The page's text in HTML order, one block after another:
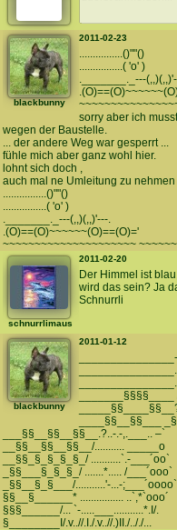
blackbunny
2011-02-23
................()""()
.­...............( 'o' )
._______._---
sorry aber ich
wegen der Baustelle.
... der andere Weg war gesperrt ...
fühle mich aber ganz wohl hier.
lohnt sich doch ,
auch mal ne Umleitung zu nehmen
................()""()
.­...............( 'o' )
._______._---(,,)(,,)'---.
.(O)==(O)~~~~~~(­O)==(O)='
~~~~~~~~~~~~~~~~~~~~~ ~~~~~~
schnurrlimaus
2011-02-20
Der Himmel ist
wird das sein? Ja
Schnurrli
blackbunny
2011-01-12
_______§§§§____
____§§__§§___
___§§__§§__§§__.?..-.-,.___.. –`
__§§__§§__§§__/........... _____o
__§§_§_§_§_§_/ ...........`.-___´oo`
_§§___§_§_§_/ .......*..... /___´ooo`
_§§__§_§___/...........'-...-;___´oooo`
§§__§______* ................ ..`,*`ooo´
§§§______/... `-.....___...........*.I/.
§________I/.v..//.I./.v..//.)II./.././...